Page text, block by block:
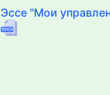
Эссе "Мои